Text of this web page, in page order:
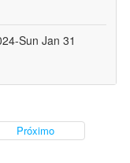
Sun Jan 31
Próximo